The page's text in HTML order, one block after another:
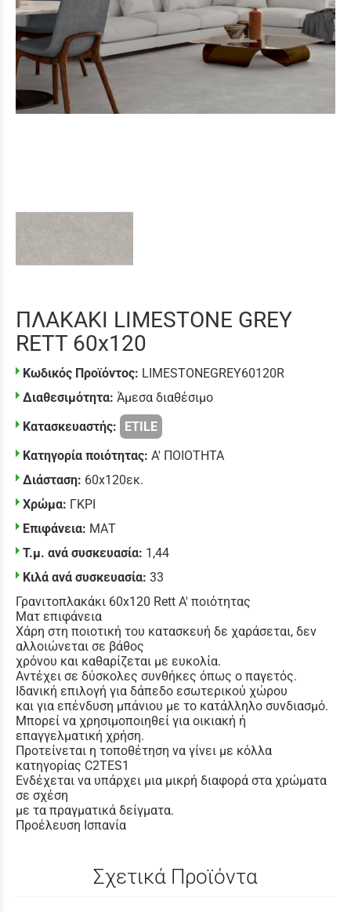
ΠΛΑΚΑΚΙ LIMESTONE GREY
RETT 60x120
Κωδικός Προϊόντος: LIMESTONEGREY60120R
Διαθεσιμότητα: Άμεσα διαθέσιμο
Κατασκευαστής:
ETILE
Κατηγορία ποιότητας: Α' ΠΟΙΟΤΗΤΑ
Διάσταση: 60x120εκ.
Χρώμα: ΓΚΡΙ
Επιφάνεια: ΜΑΤ
Τ.μ. ανά συσκευασία: 1,44
Κιλά ανά συσκευασία: 33
Γρανιτοπλακάκι 60x120 Rett Α' ποιότητας
Ματ επιφάνεια
Χάρη στη ποιοτική του κατασκευή δε χαράσεται, δεν
αλλοιώνεται σε βάθος
χρόνου και καθαρίζεται με ευκολία.
Αντέχει σε δύσκολες συνθήκες όπως ο παγετός.
Ιδανική επιλογή για δάπεδο εσωτερικού χώρου
και για επένδυση μπάνιου με το κατάλληλο συνδιασμό.
Μπορεί να χρησιμοποιηθεί για οικιακή ή
επαγγελματική χρήση.
Προτείνεται η τοποθέτηση να γίνει με κόλλα
κατηγορίας C2TES1
Ενδέχεται να υπάρχει μια μικρή διαφορά στα χρώματα
σε σχέση
με τα πραγματικά δείγματα.
Προέλευση Ισπανία
Σχετικά Προϊόντα